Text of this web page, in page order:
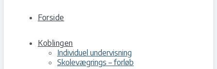
Forside
Koblingen
Individuel undervisning
Skolevægrings – forløb